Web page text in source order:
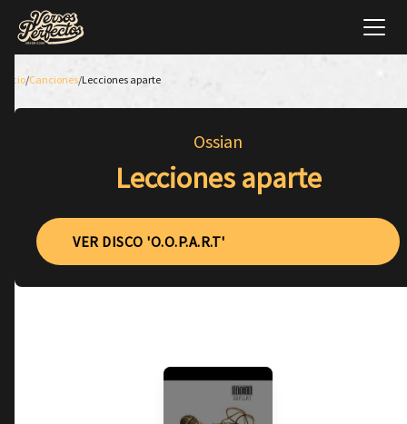
Inicio/Canciones/Lecciones aparte
Ossian
Lecciones aparte
VER DISCO 'O.O.P.A.R.T'